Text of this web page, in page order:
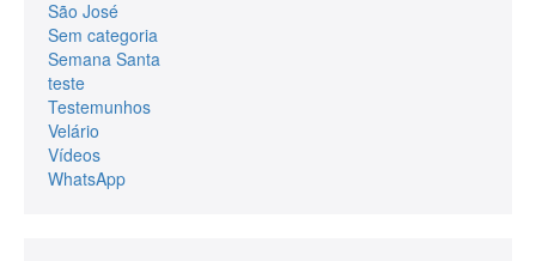
São José
Sem categoria
Semana Santa
teste
Testemunhos
Velário
Vídeos
WhatsApp